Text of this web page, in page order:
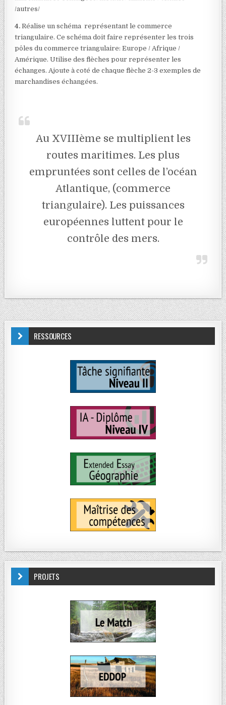
/autres/
4. Réalise un schéma représentant le commerce
triangulaire. Ce schéma doit faire représenter les trois
pôles du commerce triangulaire: Europe / Afrique /
Amérique. Utilise des flèches pour représenter les
échanges. Ajoute à coté de chaque flèche 2-3 exemples de
marchandises échangées.
Au XVIIIème se multiplient les
routes maritimes. Les plus
empruntées sont celles de l’océan
Atlantique, (commerce
triangulaire). Les puissances
européennes luttent pour le
contrôle des mers.
RESSOURCES
PROJETS